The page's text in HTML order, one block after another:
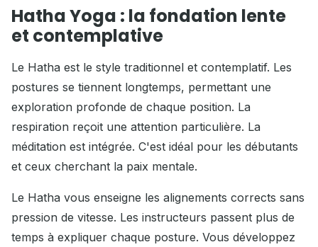
Hatha Yoga : la fondation lente
et contemplative
Le Hatha est le style traditionnel et contemplatif. Les
postures se tiennent longtemps, permettant une
exploration profonde de chaque position. La
respiration reçoit une attention particulière. La
méditation est intégrée. C'est idéal pour les débutants
et ceux cherchant la paix mentale.
Le Hatha vous enseigne les alignements corrects sans
pression de vitesse. Les instructeurs passent plus de
temps à expliquer chaque posture. Vous développez